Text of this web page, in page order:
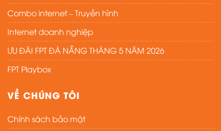
Combo internet – Truyền hình
Internet doanh nghiệp
ƯU ĐÃI FPT ĐÀ NẴNG THÁNG 5 NĂM 2026
FPT Playbox
VỀ CHÚNG TÔI
Chính sách bảo mật